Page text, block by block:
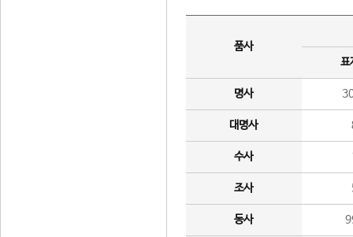
품사
표
명사
대명사
수사
조사
동사